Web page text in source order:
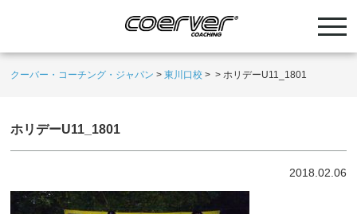
クーバー・コーチング・ジャパン >東川口校 > >ホリデーU11_1801
ホリデーU11_1801
2018.02.06